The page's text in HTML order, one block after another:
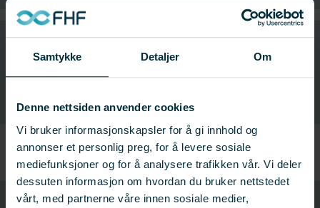
Samtykke Detaljer Om
Denne nettsiden anvender cookies
Vi bruker informasjonskapsler for å gi innhold og
annonser et personlig preg, for å levere sosiale
mediefunksjoner og for å analysere trafikken vår. Vi deler
dessuten informasjon om hvordan du bruker nettstedet
vårt, med partnerne våre innen sosiale medier,
Vaksinasjon kan forårsake misdannelser i
virvelsøylen: Kartlegging av årsakssammenhenger